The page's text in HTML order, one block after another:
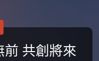
前 共創將來